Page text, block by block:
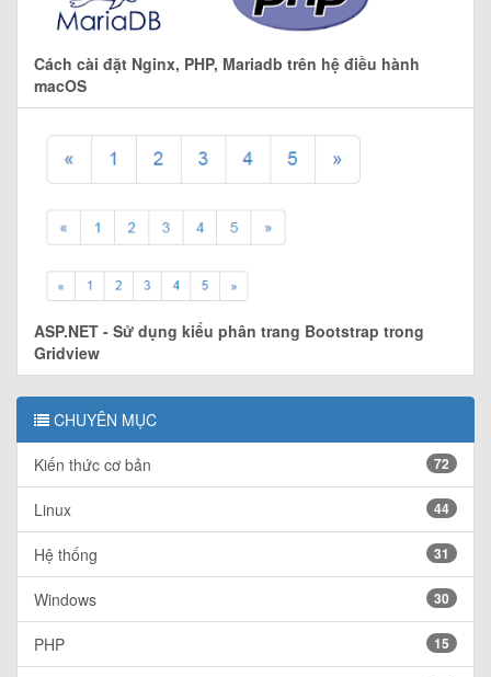
Cách cài đặt Nginx, PHP, Mariadb trên hệ điều hành
macOS
ASP.NET - Sử dụng kiểu phân trang Bootstrap trong
Gridview
CHUYÊN MỤC
Kiến thức cơ bản 72
Linux 44
Hệ thống 31
Windows 30
PHP 15